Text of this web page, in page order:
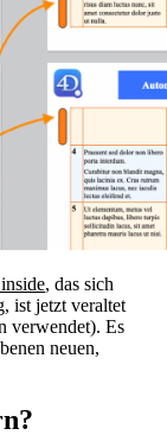
, das sich
ist jetzt veraltet
verwendet). Es
neuen,